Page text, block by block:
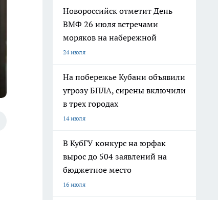
Новороссийск отметит День
ВМФ 26 июля встречами
моряков на набережной
24 июля
На побережье Кубани объявили
угрозу БПЛА, сирены включили
в трех городах
14 июля
В КубГУ конкурс на юрфак
вырос до 504 заявлений на
бюджетное место
16 июля